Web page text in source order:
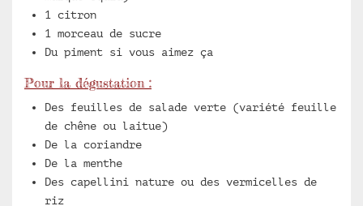
1 citron
1 morceau de sucre
Du piment si vous aimez ça
Pour la dégustation :
Des feuilles de salade verte (variété feuille
de chêne ou laitue)
De la coriandre
De la menthe
Des capellini nature ou des vermicelles de
riz